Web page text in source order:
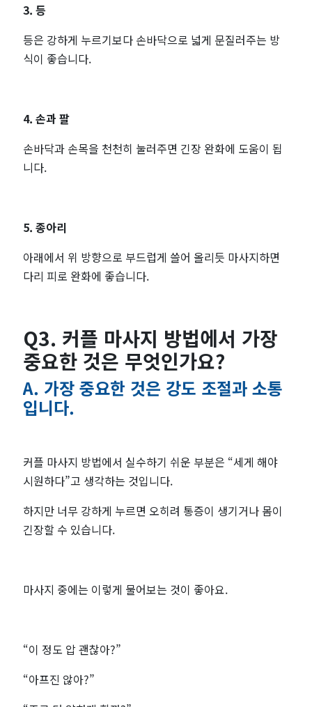
3. 등
등은 강하게 누르기보다 손바닥으로 넓게 문질러주는 방
식이 좋습니다.
4. 손과 팔
손바닥과 손목을 천천히 눌러주면 긴장 완화에 도움이 됩
니다.
5. 종아리
아래에서 위 방향으로 부드럽게 쓸어 올리듯 마사지하면
다리 피로 완화에 좋습니다.
Q3. 커플 마사지 방법에서 가장
중요한 것은 무엇인가요?
A. 가장 중요한 것은 강도 조절과 소통
입니다.
커플 마사지 방법에서 실수하기 쉬운 부분은 “세게 해야
시원하다”고 생각하는 것입니다.
하지만 너무 강하게 누르면 오히려 통증이 생기거나 몸이
긴장할 수 있습니다.
마사지 중에는 이렇게 물어보는 것이 좋아요.
“이 정도 압 괜찮아?”
“아프진 않아?”